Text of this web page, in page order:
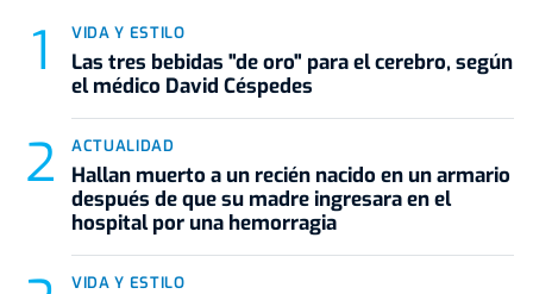
VIDA Y ESTILO
Las tres bebidas "de oro" para el cerebro, según
el médico David Céspedes
ACTUALIDAD
Hallan muerto a un recién nacido en un armario
después de que su madre ingresara en el
hospital por una hemorragia
VIDA Y ESTILO